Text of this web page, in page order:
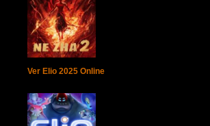
Ver Elio 2025 Online